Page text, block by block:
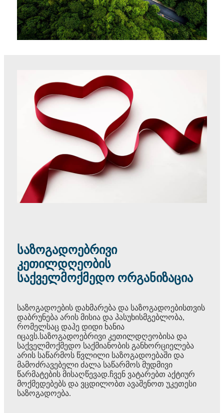
საზოგადოებრივი
კეთილდღეობის
საქველმოქმედო ორგანიზაცია
საზოგადოების დახმარება და საზოგადოებისთვის
დაბრუნება არის მისია და პასუხისმგებლობა,
რომელსაც დაჰე დიდი ხანია
იცავს.საზოგადოებრივი კეთილდღეობისა და
საქველმოქმედო საქმიანობის განხორციელება
არის საწარმოს წვლილი საზოგადოებაში და
მამოძრავებელი ძალა საწარმოს მუდმივი
წარმატების მისაღწევად.ჩვენ ვატარებთ აქტიურ
მოქმედებებს და ვცდილობთ ავაშენოთ უკეთესი
საზოგადოება.